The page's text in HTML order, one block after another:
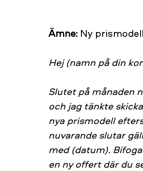
Ämne: Ny
Hej (namn på din
Slutet på månaden
och jag tänkte
nya prismodell
nuvarande slutar
med (datum).
en ny offert där du